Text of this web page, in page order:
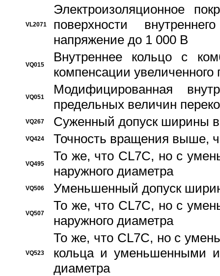
VL2071
Электроизоляционное
поверхности
напряжение до 1 000 В
VQ015
Bнутреннее кольцо с
компенсации увеличенного
VQ051
Модифицированная
предельных величин
VQ267 Суженный допуск ширины
VQ424 Точность вращения выше,
VQ495
То же, что CL7C, но с
наружного диаметра
VQ506 Уменьшенный допуск
VQ507
То же, что CL7C, но с
наружного диаметра
VQ523
То же, что CL7C, но с
кольца и уменьшенными
диаметра